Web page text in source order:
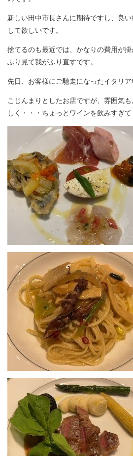
新しい田中市長さんに期待ですし、良
して欲しいです。
捨てるのも最近では、かなりの費用が
ふり見て我がふり直すです。
先日、お客様にご馳走になったイタリ
こじんまりとしたお店ですが、雰囲気
しく・・・ちょっとワインを飲みすぎて